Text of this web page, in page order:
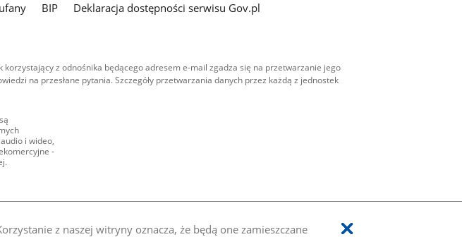
z naszej witryny oznacza, że będą one zamieszczane
BIP
Deklaracja dostępności serwisu Gov.pl
z odnośnika będącego adresem e-mail zgadza się na przetwarzanie jego
na przesłane pytania. Szczegóły przetwarzania danych przez każdą z jednostek
i wideo,
-